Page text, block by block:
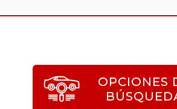
OPCIONES